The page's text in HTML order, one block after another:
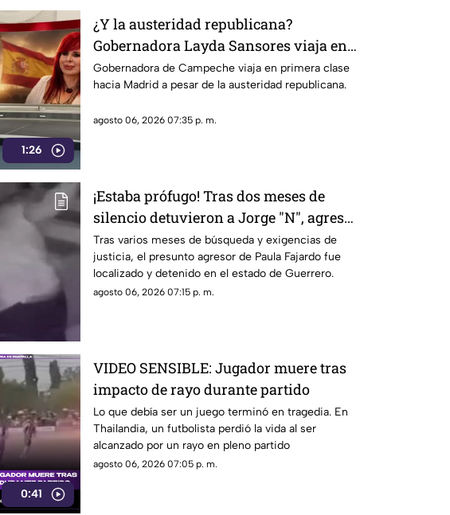
1:26
¿Y la austeridad republicana?
Gobernadora Layda Sansores viaja en
primera clase hacia Madrid
Gobernadora de Campeche viaja en primera clase
hacia Madrid a pesar de la austeridad republicana.
agosto 06, 2026 07:35 p. m.
¡Estaba prófugo! Tras dos meses de
silencio detuvieron a Jorge "N", agresor
de Paula
Tras varios meses de búsqueda y exigencias de
justicia, el presunto agresor de Paula Fajardo fue
localizado y detenido en el estado de Guerrero.
agosto 06, 2026 07:15 p. m.
0:41
VIDEO SENSIBLE: Jugador muere tras
impacto de rayo durante partido
Lo que debía ser un juego terminó en tragedia. En
Thailandia, un futbolista perdió la vida al ser
alcanzado por un rayo en pleno partido
agosto 06, 2026 07:05 p. m.